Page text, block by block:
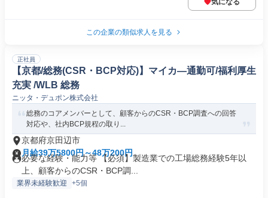
気になる
この企業の類似求人を見る
正社員
【京都/総務(CSR・BCP対応)】マイカ―通勤可/福利厚生
充実 /WLB 総務
ニッタ・デュポン株式会社
総務のコアメンバーとして、顧客からのCSR・BCP調査への回答
対応や、社内BCP規程の取り...
京都府京田辺市
月給39万5800円～48万200円
必要な経験・能力等 【必須】製造業での工場総務経験5年以
上、顧客からのCSR・BCP調...
業界未経験歓迎 +5個